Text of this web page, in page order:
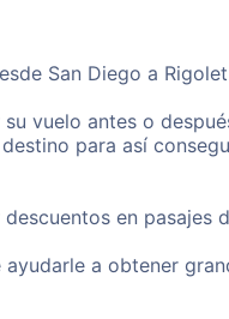
San Diego a
vuelo antes o
para así
en pasajes
a obtener